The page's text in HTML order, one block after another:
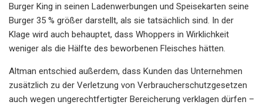
Burger King in seinen Ladenwerbungen und Speisekarten seine
Burger 35 % größer darstellt, als sie tatsächlich sind. In der
Klage wird auch behauptet, dass Whoppers in Wirklichkeit
weniger als die Hälfte des beworbenen Fleisches hätten.
Altman entschied außerdem, dass Kunden das Unternehmen
zusätzlich zu der Verletzung von Verbraucherschutzgesetzen
auch wegen ungerechtfertigter Bereicherung verklagen dürfen –